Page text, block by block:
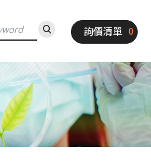
詢價清單